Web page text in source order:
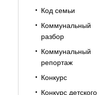
Код семьи
Коммунальный
разбор
Коммунальный
репортаж
Конкурс
Конкурс детского